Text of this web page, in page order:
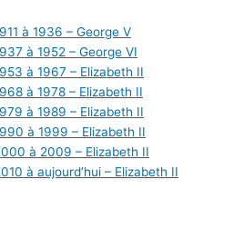
à 1936 – George V
à 1952 – George VI
à 1967 – Elizabeth II
à 1978 – Elizabeth II
à 1989 – Elizabeth II
à 1999 – Elizabeth II
à 2009 – Elizabeth II
à aujourd’hui – Elizabeth II